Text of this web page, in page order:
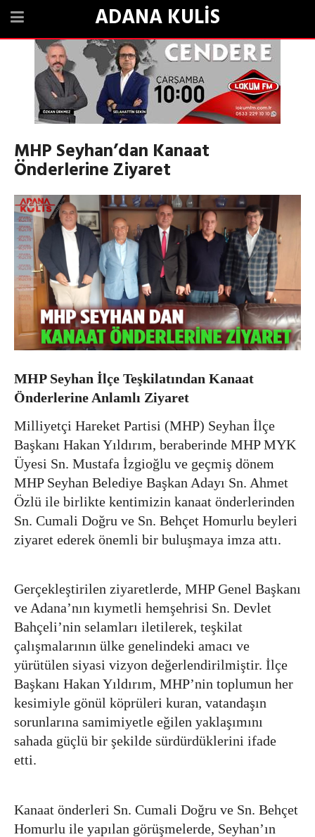
ADANA KULİS
MHP Seyhan’dan Kanaat
Önderlerine Ziyaret
MHP Seyhan İlçe Teşkilatından Kanaat
Önderlerine Anlamlı Ziyaret
Milliyetçi Hareket Partisi (MHP) Seyhan İlçe
Başkanı Hakan Yıldırım, beraberinde MHP MYK
Üyesi Sn. Mustafa İzgioğlu ve geçmiş dönem
MHP Seyhan Belediye Başkan Adayı Sn. Ahmet
Özlü ile birlikte kentimizin kanaat önderlerinden
Sn. Cumali Doğru ve Sn. Behçet Homurlu beyleri
ziyaret ederek önemli bir buluşmaya imza attı.
Gerçekleştirilen ziyaretlerde, MHP Genel Başkanı
ve Adana’nın kıymetli hemşehrisi Sn. Devlet
Bahçeli’nin selamları iletilerek, teşkilat
çalışmalarının ülke genelindeki amacı ve
yürütülen siyasi vizyon değerlendirilmiştir. İlçe
Başkanı Hakan Yıldırım, MHP’nin toplumun her
kesimiyle gönül köprüleri kuran, vatandaşın
sorunlarına samimiyetle eğilen yaklaşımını
sahada güçlü bir şekilde sürdürdüklerini ifade
etti.
Kanaat önderleri Sn. Cumali Doğru ve Sn. Behçet
Homurlu ile yapılan görüşmelerde, Seyhan’ın